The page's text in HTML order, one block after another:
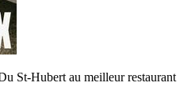
St-Hubert au meilleur restaurant